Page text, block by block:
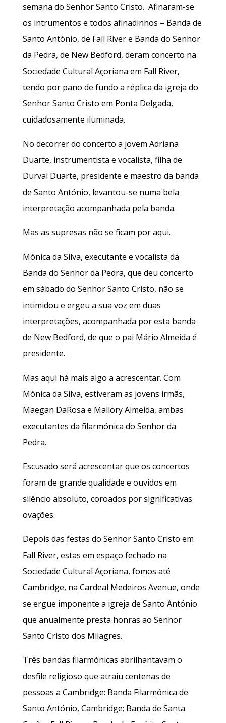
semana do Senhor Santo Cristo. Afinaram-se
os intrumentos e todos afinadinhos – Banda de
Santo António, de Fall River e Banda do Senhor
da Pedra, de New Bedford, deram concerto na
Sociedade Cultural Açoriana em Fall River,
tendo por pano de fundo a réplica da igreja do
Senhor Santo Cristo em Ponta Delgada,
cuidadosamente iluminada.
No decorrer do concerto a jovem Adriana
Duarte, instrumentista e vocalista, filha de
Durval Duarte, presidente e maestro da banda
de Santo António, levantou-se numa bela
interpretação acompanhada pela banda.
Mas as supresas não se ficam por aqui.
Mónica da Silva, executante e vocalista da
Banda do Senhor da Pedra, que deu concerto
em sábado do Senhor Santo Cristo, não se
intimidou e ergeu a sua voz em duas
interpretações, acompanhada por esta banda
de New Bedford, de que o pai Mário Almeida é
presidente.
Mas aqui há mais algo a acrescentar. Com
Mónica da Silva, estiveram as jovens irmãs,
Maegan DaRosa e Mallory Almeida, ambas
executantes da filarmónica do Senhor da
Pedra.
Escusado será acrescentar que os concertos
foram de grande qualidade e ouvidos em
silêncio absoluto, coroados por significativas
ovações.
Depois das festas do Senhor Santo Cristo em
Fall River, estas em espaço fechado na
Sociedade Cultural Açoriana, fomos até
Cambridge, na Cardeal Medeiros Avenue, onde
se ergue imponente a igreja de Santo António
que anualmente presta honras ao Senhor
Santo Cristo dos Milagres.
Três bandas filarmónicas abrilhantavam o
desfile religioso que atraiu centenas de
pessoas a Cambridge: Banda Filarmónica de
Santo António, Cambridge; Banda de Santa